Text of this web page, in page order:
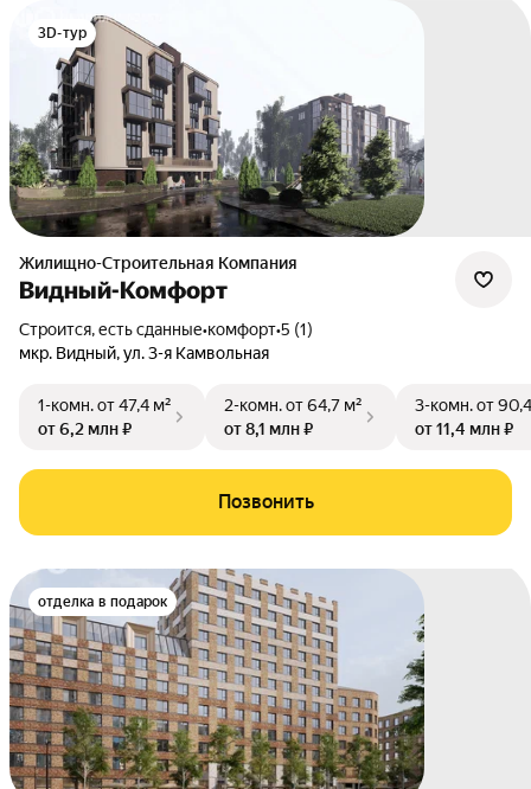
3D-тур
Жилищно-Строительная Компания
Видный-Комфорт
Строится, есть сданные•комфорт•5 (1)
мкр. Видный,ул. 3-я Камвольная
1-комн.от 47,4 м²
от 6,2 млн ₽
2-комн.от 64,7 м²
от 8,1 млн ₽
3-комн.от
от 11,4 млн ₽
Позвонить
отделка в подарок